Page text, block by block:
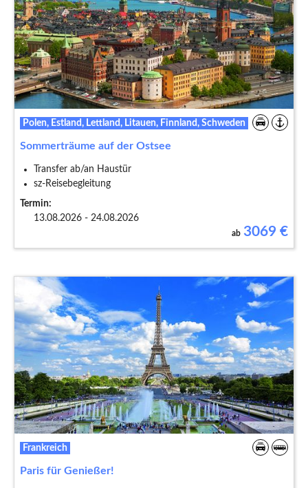
Polen, Estland, Lettland, Litauen, Finnland, Schweden
Sommerträume auf der Ostsee
Transfer ab/an Haustür
sz-Reisebegleitung
Termin:
13.08.2026 - 24.08.2026
ab 3069 €
Frankreich
Paris für Genießer!